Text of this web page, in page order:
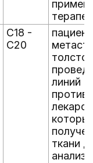
C18 -
C20
линий
ткани